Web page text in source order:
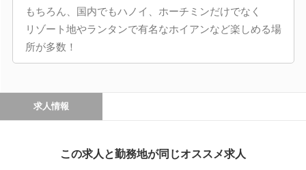
もちろん、国内でもハノイ、ホーチミンだけでなく
リゾート地やランタンで有名なホイアンなど楽しめる場
所が多数！
求人情報
この求人と勤務地が同じオススメ求人